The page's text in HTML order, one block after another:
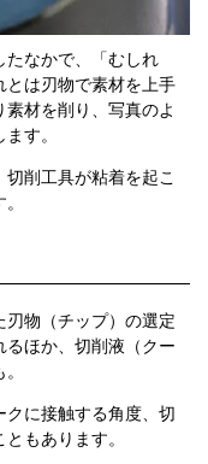
たなかで、「むしれ
とは刃物で素材を上手
材を削り、写真のよ
す。
削工具が粘着を起こ
物（チップ）の選定
ほか、切削液（クー
クに接触する角度、切
もあります。